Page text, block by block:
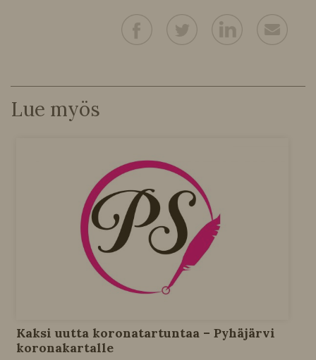
Lue myös
Kaksi uutta koronatartuntaa – Pyhäjärvi
koronakartalle